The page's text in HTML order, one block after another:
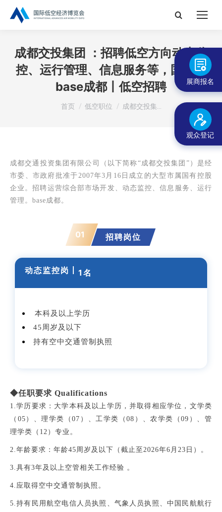
搜
成都交投集团 ：招聘低空方向动态监
控、运行管理、信息服务等，国企，
base成都丨低空招聘
您在这里：
首页 低空职位 成都交投集…
成都交通投资集团有限公司（以下简称“成都交投集团”）是经
市委、市政府批准于2007年3月16日成立的大型市属国有控股
企业。招聘运营综合部市场开发、动态监控、信息服务、运行
管理。base成都。
01 招聘岗位
动态监控岗 1名
本科及以上学历
45周岁及以下
持有空中交通管制执照
◆任职要求 Qualifications
1.学历要求：大学本科及以上学历，并取得相应学位，文学类
（05）、理学类（07）、工学类（08）、农学类（09）、管
理学类（12）专业。
2.年龄要求：年龄45周岁及以下（截止至2026年6月23日）。
3.具有3年及以上空管相关工作经验 。
4.应取得空中交通管制执照。
5.持有民用航空电信人员执照、气象人员执照、中国民航航行
展商报名
观众登记